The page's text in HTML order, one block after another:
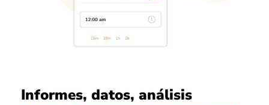
Informes, datos, análisis